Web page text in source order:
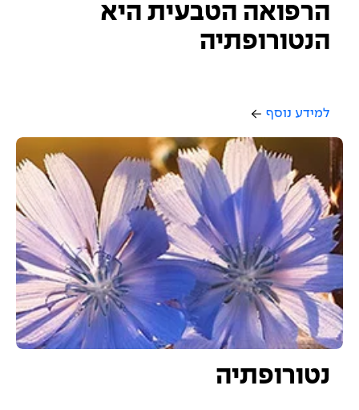
הרפואה הטבעית היא
הנטורופתיה
למידע נוסף
נטורופתיה